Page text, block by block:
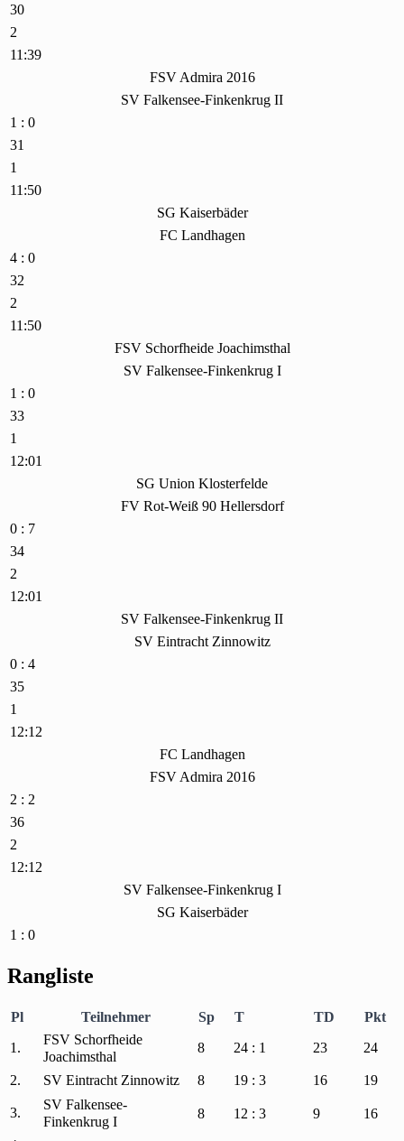
30
2
11:39
FSV Admira 2016
SV Falkensee-Finkenkrug II
1 : 0
31
1
11:50
SG Kaiserbäder
FC Landhagen
4 : 0
32
2
11:50
FSV Schorfheide Joachimsthal
SV Falkensee-Finkenkrug I
1 : 0
33
1
12:01
SG Union Klosterfelde
FV Rot-Weiß 90 Hellersdorf
0 : 7
34
2
12:01
SV Falkensee-Finkenkrug II
SV Eintracht Zinnowitz
0 : 4
35
1
12:12
FC Landhagen
FSV Admira 2016
2 : 2
36
2
12:12
SV Falkensee-Finkenkrug I
SG Kaiserbäder
1 : 0
Rangliste
Pl Teilnehmer Sp T TD
Pkt
1.
FSV Schorfheide
Joachimsthal
8 24 : 1 23 24
2. SV Eintracht Zinnowitz 8 19 : 3 16 19
3.
SV Falkensee-
Finkenkrug I
8 12 : 3 9 16